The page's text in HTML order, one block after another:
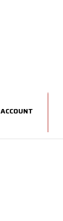
ACCOUNT